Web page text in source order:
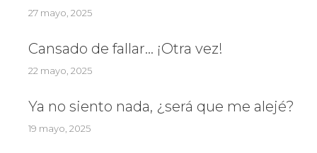
27 mayo, 2025
Cansado de fallar… ¡Otra vez!
22 mayo, 2025
Ya no siento nada, ¿será que me alejé?
19 mayo, 2025